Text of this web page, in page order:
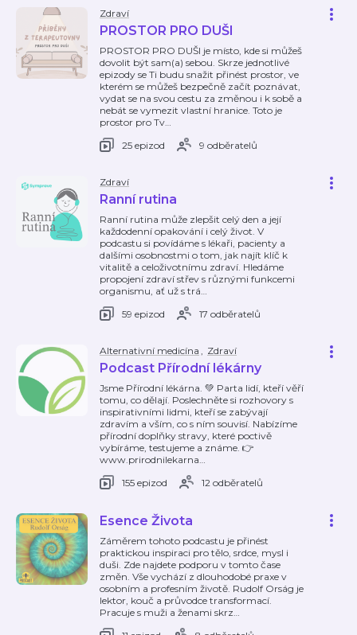
Zdraví
PROSTOR PRO DUŠI
PROSTOR PRO DUŠI je místo, kde si můžeš
dovolit být sam(a) sebou. Skrze jednotlivé
epizody se Ti budu snažit přinést prostor, ve
kterém se můžeš bezpečně začít poznávat,
vydat se na svou cestu za změnou i k sobě a
nebát se vymezit vlastní hranice. Toto je
prostor pro Tv…
25 epizod
9 odběratelů
Zdraví
Ranní rutina
Ranní rutina může zlepšit celý den a její
každodenní opakování i celý život. V
podcastu si povídáme s lékaři, pacienty a
dalšími osobnostmi o tom, jak najít klíč k
vitalitě a celoživotnímu zdraví. Hledáme
propojení zdraví střev s různými funkcemi
organismu, ať už s trá…
59 epizod
17 odběratelů
Alternativní medicína , Zdraví
Podcast Přírodní lékárny
Jsme Přírodní lékárna. 💚 Parta lidí, kteří věří
tomu, co dělají. Poslechněte si rozhovory s
inspirativními lidmi, kteří se zabývají
zdravím a vším, co s ním souvisí. Nabízíme
přírodní doplňky stravy, které poctivě
vybíráme, testujeme a známe. 👉
www.prirodnilekarna…
155 epizod
12 odběratelů
Esence Života
Záměrem tohoto podcastu je přinést
praktickou inspiraci pro tělo, srdce, mysl i
duši. Zde najdete podporu v tomto čase
změn. Vše vychází z dlouhodobé praxe v
osobním a profesním životě. Rudolf Orság je
lektor, kouč a průvodce transformací.
Pracuje s muži a ženami skrz…